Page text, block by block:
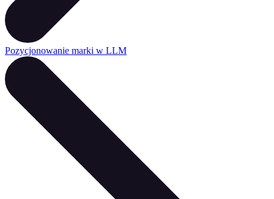
Pozycjonowanie marki w LLM